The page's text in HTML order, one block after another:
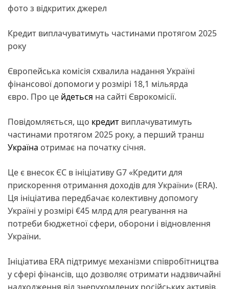
фото з відкритих джерел
Кредит виплачуватимуть частинами протягом 2025
року
Європейська комісія схвалила надання Україні
фінансової допомоги у розмірі 18,1 мільярда
євро. Про це йдеться на сайті Єврокомісії.
Повідомляється, що кредит виплачуватимуть
частинами протягом 2025 року, а перший транш
Україна отримає на початку січня.
Це є внесок ЄС в ініціативу G7 «Кредити для
прискорення отримання доходів для України» (ERA).
Ця ініціатива передбачає колективну допомогу
Україні у розмірі €45 млрд для реагування на
потреби бюджетної сфери, оборони і відновлення
України.
Ініціатива ERA підтримує механізми співробітництва
у сфері фінансів, що дозволяє отримати надзвичайні